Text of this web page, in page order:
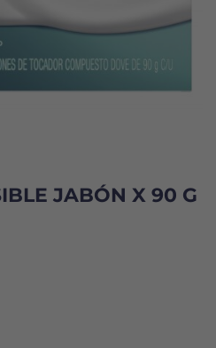
JABÓN X 90 G